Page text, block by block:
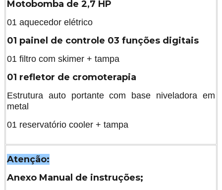
Motobomba de 2,7 HP
01 aquecedor elétrico
01 painel de controle 03 funções digitais
01 filtro com skimer + tampa
01 refletor de cromoterapia
Estrutura auto portante com base niveladora em
metal
01 reservatório cooler + tampa
Atenção:
Anexo Manual de instruções;